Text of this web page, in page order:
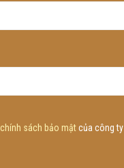
chính sách bảo mậtcủa công ty